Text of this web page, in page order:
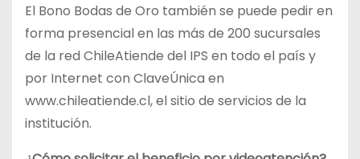
El Bono Bodas de Oro también se puede pedir en
forma presencial en las más de 200 sucursales
de la red ChileAtiende del IPS en todo el país y
por Internet con ClaveÚnica en
www.chileatiende.cl, el sitio de servicios de la
institución.